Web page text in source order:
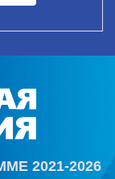
2021-2026